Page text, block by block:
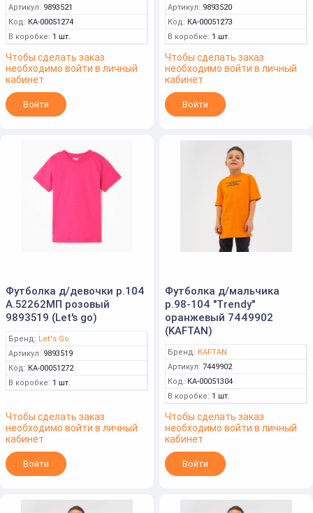
Артикул: 9893521
Код: КА-00051274
В коробке: 1 шт.
Чтобы сделать заказ
необходимо войти в личный
кабинет
Войти
Артикул: 9893520
Код: КА-00051273
В коробке: 1 шт.
Чтобы сделать заказ
необходимо войти в личный
кабинет
Войти
Футболка д/девочки р.104
А.52262МП розовый
9893519 (Let's go)
Бренд: Let's Go
Артикул: 9893519
Код: КА-00051272
В коробке: 1 шт.
Чтобы сделать заказ
необходимо войти в личный
кабинет
Войти
Футболка д/мальчика
р.98-104 "Trendy"
оранжевый 7449902
(KAFTAN)
Бренд: KAFTAN
Артикул: 7449902
Код: КА-00051304
В коробке: 1 шт.
Чтобы сделать заказ
необходимо войти в личный
кабинет
Войти